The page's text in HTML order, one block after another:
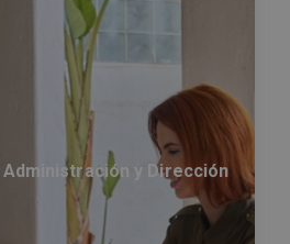
y Dirección